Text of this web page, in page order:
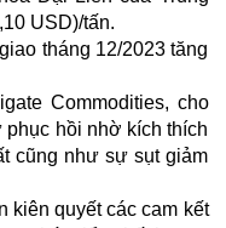
USD)/tấn.
tháng 12/2023 tăng
Commodities, cho
hồi nhờ kích thích
cũng như sự sụt giảm
kiên quyết các cam kết